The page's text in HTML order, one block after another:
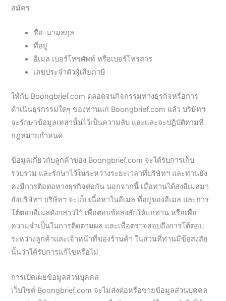
สมัคร
ชื่อ-นามสกุล
ที่อยู่
อีเมล เบอร์โทรศัพท์ หรือเบอร์โทรสาร
เลขประจำตัวผู้เสียภาษี
ให้กับ Boongbrief.com ตลอดจนกิจกรรมทางธุรกิจหรือการ
ดำเนินธุรกรรมใดๆ ของท่านแก่ Boongbrief.com แล้ว บริษัทฯ
จะรักษาข้อมูลเหล่านั้นไว้เป็นความลับ และและจะปฏิบัติตามที่
กฎหมายกำหนด
ข้อมูลเกี่ยวกับลูกค้าของ Boongbrief.com จะได้รับการเก็บ
รวบรวม และรักษาไว้ในระหว่างระยะเวลาที่บริษัทฯ และท่านยัง
คงมีการติอต่อทางธุรกิจต่อกัน นอกจากนี้ เมื่อท่านได้ส่งอีเมลมา
ยังบริษัทฯ บริษัทฯ จะเก็บเนื้อหาในอีเมล ที่อยู่ของอีเมล และการ
โต้ตอบอีเมลดังกล่าวไว้ เพื่อตอบข้อสงสัยให้แก่ท่าน หรือเพื่อ
ความจำเป็นในการติดตามผล และเพื่อตรวจสอบถึงการโต้ตอบ
ระหว่างลูกค้าและเจ้าหน้าที่ของร้านค้า ในส่วนที่ท่านมีข้อสงสัย
นั้นว่าได้รับการแก้ไขหรือไม่
การเปิดเผยข้อมูลส่วนบุคคล
เว็บไซต์ Boongbrief.com จะไม่ส่งต่อหรือขายข้อมูลส่วนบุคคล